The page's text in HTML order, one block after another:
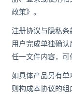
政策》。
注册协议与隐私条
用户完成单独确
任一文件内容，可
如具体产品另有
则构成本协议的组